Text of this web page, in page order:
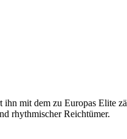
mit dem zu Europas Elite
rhythmischer Reichtümer.